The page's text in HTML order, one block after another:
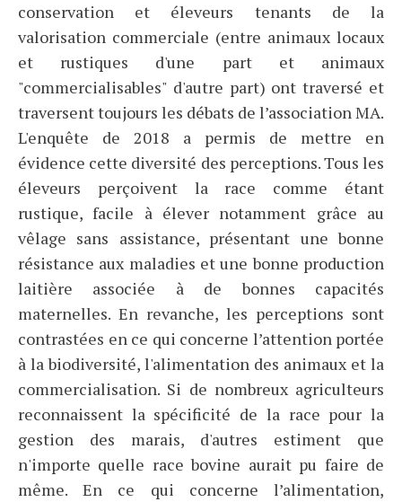
conservation et éleveurs tenants de la
valorisation commerciale (entre animaux locaux
et rustiques d'une part et animaux
"commercialisables" d'autre part) ont traversé et
traversent toujours les débats de l’association MA.
L'enquête de 2018 a permis de mettre en
évidence cette diversité des perceptions. Tous les
éleveurs perçoivent la race comme étant
rustique, facile à élever notamment grâce au
vêlage sans assistance, présentant une bonne
résistance aux maladies et une bonne production
laitière associée à de bonnes capacités
maternelles. En revanche, les perceptions sont
contrastées en ce qui concerne l’attention portée
à la biodiversité, l'alimentation des animaux et la
commercialisation. Si de nombreux agriculteurs
reconnaissent la spécificité de la race pour la
gestion des marais, d'autres estiment que
n'importe quelle race bovine aurait pu faire de
même. En ce qui concerne l’alimentation,